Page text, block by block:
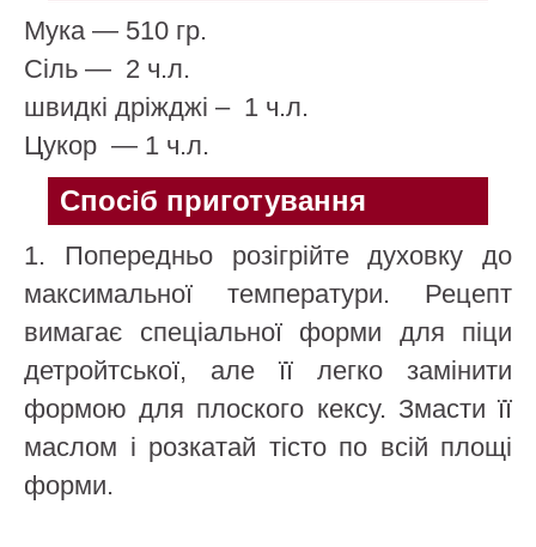
Мука — 510 гр.
Сіль — 2 ч.л.
швидкі дріжджі – 1 ч.л.
Цукор — 1 ч.л.
Спосіб приготування
1. Попередньо розігрійте духовку до
максимальної температури. Рецепт
вимагає спеціальної форми для піци
детройтської, але її легко замінити
формою для плоского кексу. Змасти її
маслом і розкатай тісто по всій площі
форми.